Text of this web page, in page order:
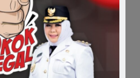
Kembali Gelar
Ilegal